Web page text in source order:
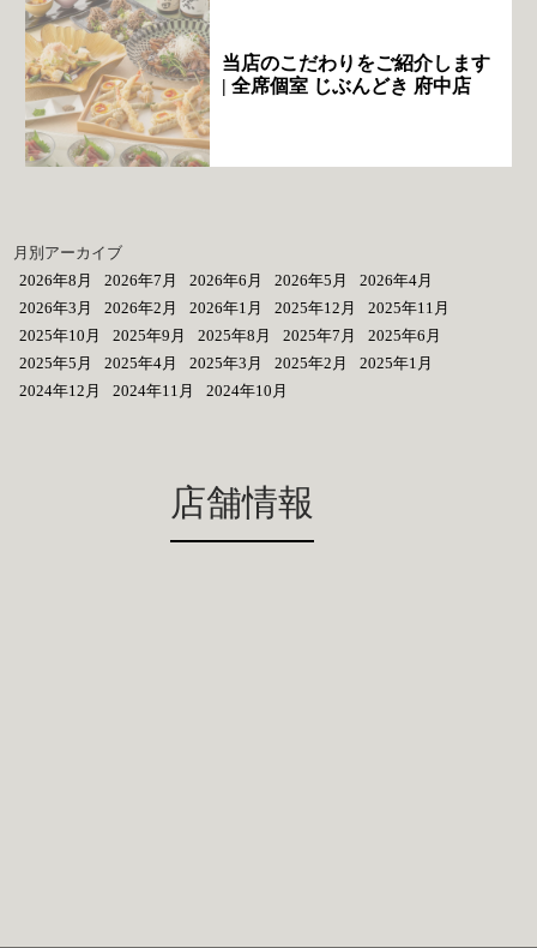
当店のこだわりをご紹介します
| 全席個室 じぶんどき 府中店
月別アーカイブ
2026年8月
2026年7月 2026年6月 2026年5月
2026年4月
2026年3月
2026年2月 2026年1月 2025年12月
2025年11月
2025年10月
2025年9月 2025年8月 2025年7月
2025年6月
2025年5月
2025年4月 2025年3月 2025年2月
2025年1月
2024年12月
2024年11月 2024年10月
店舗情報